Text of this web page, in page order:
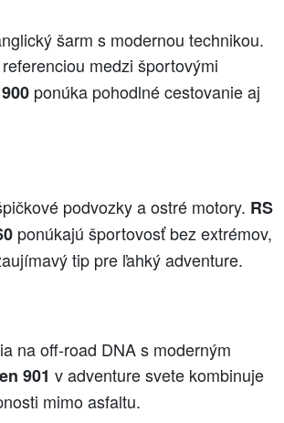
šarm s modernou technikou.
medzi športovými
ponúka pohodlné cestovanie aj
podvozky a ostré motory. RS
ponúkajú športovosť bez extrémov,
tip pre ľahký adventure.
na off-road DNA s moderným
901 v adventure svete kombinuje
mimo asfaltu.